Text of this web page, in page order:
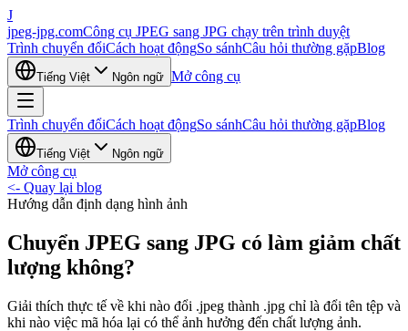
J
jpeg-jpg.comCông cụ JPEG sang JPG chạy trên trình duyệt
Trình chuyển đổiCách hoạt độngSo sánhCâu hỏi thường gặpBlog
Tiếng Việt Ngôn ngữ Mở công cụ
Trình chuyển đổiCách hoạt độngSo sánhCâu hỏi thường gặpBlog
Tiếng Việt Ngôn ngữ
Mở công cụ
<- Quay lại blog
Hướng dẫn định dạng hình ảnh
Chuyển JPEG sang JPG có làm giảm chất
lượng không?
Giải thích thực tế về khi nào đổi .jpeg thành .jpg chỉ là đổi tên tệp và
khi nào việc mã hóa lại có thể ảnh hưởng đến chất lượng ảnh.